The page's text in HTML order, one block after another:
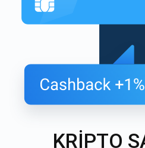
KRİPTO